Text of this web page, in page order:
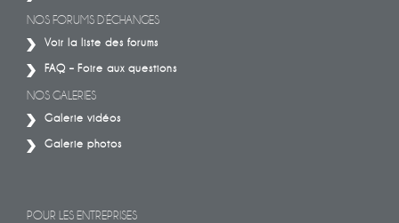
NOS FORUMS D’ÉCHANGES
Voir la liste des forums
FAQ – Foire aux questions
NOS GALERIES
Galerie vidéos
Galerie photos
POUR LES ENTREPRISES